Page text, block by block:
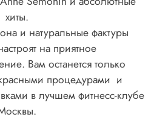
хиты.
и натуральные фактуры
на приятное
Вам останется только
процедурами и
в лучшем фитнесс-клубе